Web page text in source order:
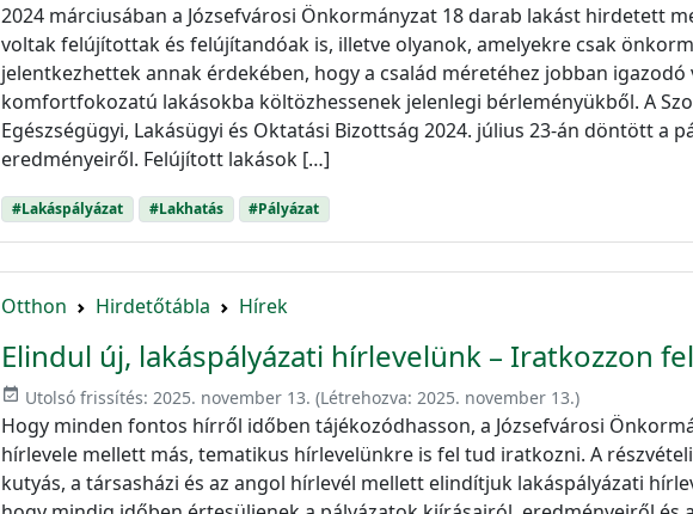
2024 márciusában a Józsefvárosi Önkormányzat 18 darab lakást hirdetett
voltak felújítottak és felújítandóak is, illetve olyanok, amelyekre csak
jelentkezhettek annak érdekében, hogy a család méretéhez jobban igazodó
komfortfokozatú lakásokba költözhessenek jelenlegi bérleményükből. A
Egészségügyi, Lakásügyi és Oktatási Bizottság 2024. július 23-án döntött a
eredményeiről. Felújított lakások […]
#Lakáspályázat #Lakhatás #Pályázat
Otthon Hirdetőtábla Hírek
Elindul új, lakáspályázati hírlevelünk – Iratkozzon
event_available Utolsó frissítés:2025. november 13. (Létrehozva:2025. november 13.)
Hogy minden fontos hírről időben tájékozódhasson, a Józsefvárosi
hírlevele mellett más, tematikus hírlevelünkre is fel tud iratkozni. A
kutyás, a társasházi és az angol hírlevél mellett elindítjuk lakáspályázati